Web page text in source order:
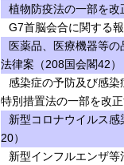
植物防疫法の一部を改
G7首脳会合に関する
医薬品、医療機器等
法律案（208国会閣42）
感染症の予防及び感
特別措置法の一部を改
新型コロナウイルス
20）
新型インフルエンザ